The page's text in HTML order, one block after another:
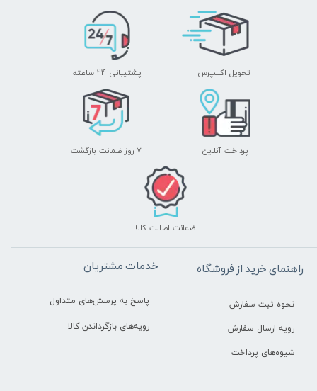
تحویل اکسپرس پشتیبانی ۲۴ ساعته
پرداخت آنلاین ۷ روز ضمانت بازگشت
ضمانت اصالت کالا
راهنمای خرید از فروشگاه
نحوه ثبت سفارش
رویه ارسال سفارش
شیوه‌های پرداخت
خدمات مشتریان
پاسخ به پرسش‌های متداول
رویه‌های بازگرداندن کالا